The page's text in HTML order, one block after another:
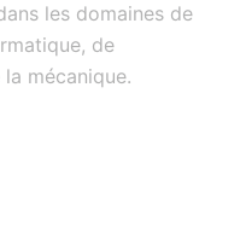
les domaines de
de
mécanique.